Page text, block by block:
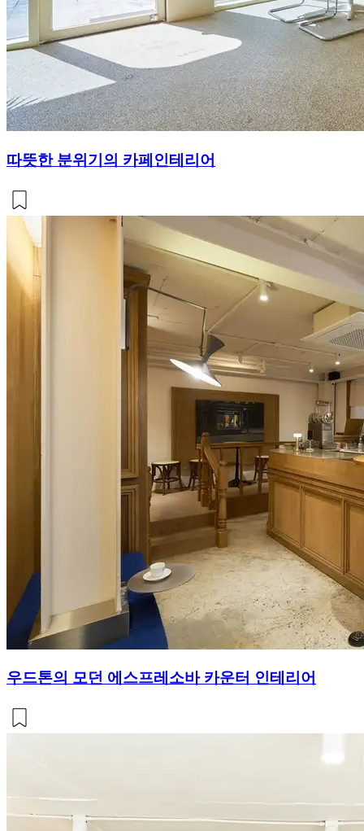
따뜻한 분위기의 카페인테리어
우드톤의 모던 에스프레소바 카운터 인테리어